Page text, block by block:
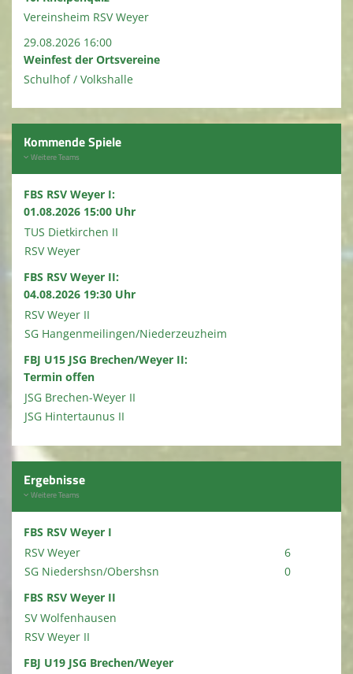
Vereinsheim RSV Weyer
29.08.2026 16:00
Weinfest der Ortsvereine
Schulhof / Volkshalle
Kommende Spiele
Weitere Teams
FBS RSV Weyer I:
01.08.2026 15:00 Uhr
TUS Dietkirchen II
RSV Weyer
FBS RSV Weyer II:
04.08.2026 19:30 Uhr
RSV Weyer II
SG Hangenmeilingen/Niederzeuzheim
FBJ U15 JSG Brechen/Weyer II:
Termin offen
JSG Brechen-Weyer II
JSG Hintertaunus II
Ergebnisse
Weitere Teams
FBS RSV Weyer I
RSV Weyer
6
SG Niedershsn/Obershsn
0
FBS RSV Weyer II
SV Wolfenhausen
RSV Weyer II
FBJ U19 JSG Brechen/Weyer